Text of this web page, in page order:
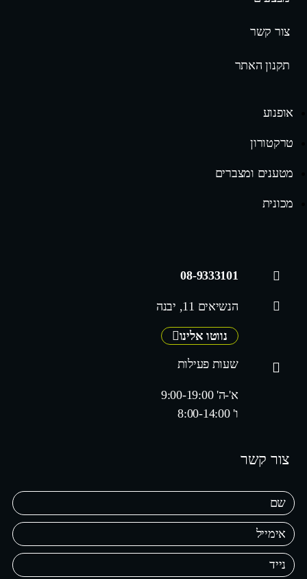
צור קשר
תקנון האתר
אופנוע
טרקטורון
מטענים ומצברים
מכונית
08-9333101
הנשיאים 11, יבנה
נווטו אלינו
שעות פעילות
א'-ה' 9:00-19:00
ו' 8:00-14:00
צור קשר